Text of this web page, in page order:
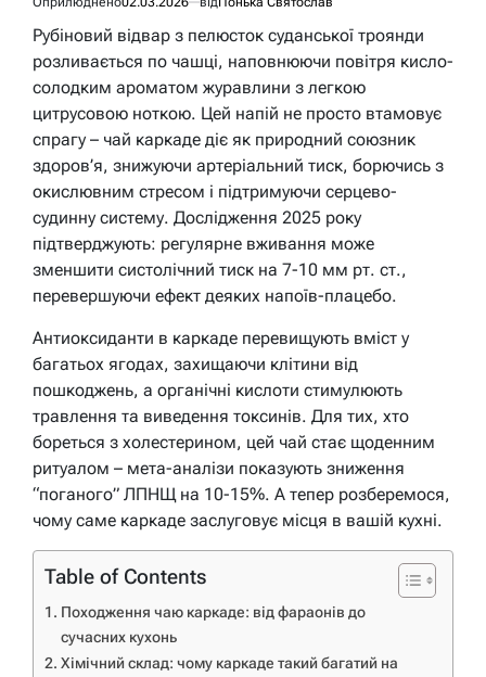
Рубіновий відвар з пелюсток суданської троянди
розливається по чашці, наповнюючи повітря кисло-
солодким ароматом журавлини з легкою
цитрусовою ноткою. Цей напій не просто втамовує
спрагу – чай каркаде діє як природний союзник
здоров’я, знижуючи артеріальний тиск, борючись з
окислювним стресом і підтримуючи серцево-
судинну систему. Дослідження 2025 року
підтверджують: регулярне вживання може
зменшити систолічний тиск на 7-10 мм рт. ст.,
перевершуючи ефект деяких напоїв-плацебо.
Антиоксиданти в каркаде перевищують вміст у
багатьох ягодах, захищаючи клітини від
пошкоджень, а органічні кислоти стимулюють
травлення та виведення токсинів. Для тих, хто
бореться з холестерином, цей чай стає щоденним
ритуалом – мета-аналізи показують зниження
“поганого” ЛПНЩ на 10-15%. А тепер розберемося,
чому саме каркаде заслуговує місця в вашій кухні.
Table of Contents
Походження чаю каркаде: від фараонів до
сучасних кухонь
Хімічний склад: чому каркаде такий багатий на